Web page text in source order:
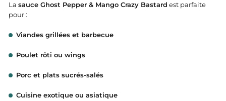
La sauce Ghost Pepper & Mango Crazy Bastard est parfaite
pour :
Viandes grillées et barbecue
Poulet rôti ou wings
Porc et plats sucrés-salés
Cuisine exotique ou asiatique